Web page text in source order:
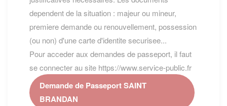
dependent de la situation : majeur ou mineur,
premiere demande ou renouvellement, possession
(ou non) d'une carte d'identite securisee...
Pour acceder aux demandes de passeport, il faut
se connecter au site https://www.service-public.fr
Demande de Passeport SAINT
BRANDAN